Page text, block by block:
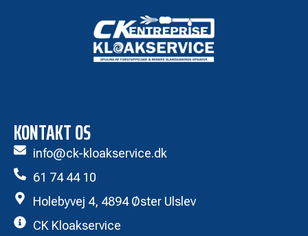
KONTAKT OS
info@ck-kloakservice.dk
61 74 44 10
Holebyvej 4, 4894 Øster Ulslev
CK Kloakservice